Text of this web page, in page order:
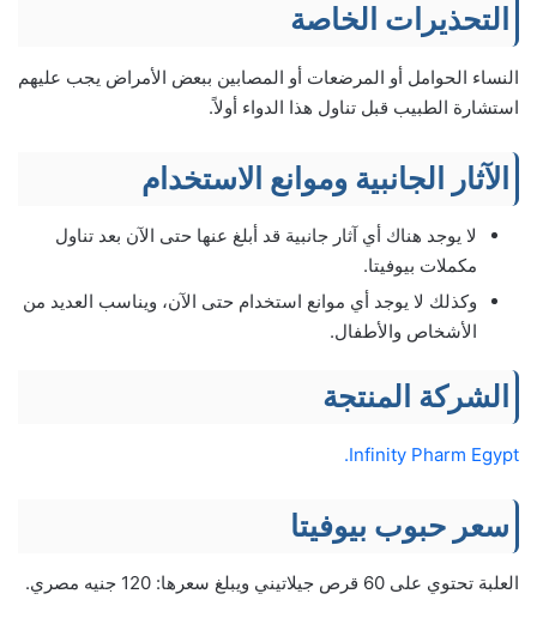
التحذيرات الخاصة
النساء الحوامل أو المرضعات أو المصابين ببعض الأمراض يجب عليهم
استشارة الطبيب قبل تناول هذا الدواء أولاً.
الآثار الجانبية وموانع الاستخدام
لا يوجد هناك أي آثار جانبية قد أبلغ عنها حتى الآن بعد تناول
مكملات بيوفيتا.
وكذلك لا يوجد أي موانع استخدام حتى الآن، ويناسب العديد من
الأشخاص والأطفال.
الشركة المنتجة
Infinity Pharm Egypt.
سعر حبوب بيوفيتا
العلبة تحتوي على 60 قرص جيلاتيني ويبلغ سعرها: 120 جنيه مصري.